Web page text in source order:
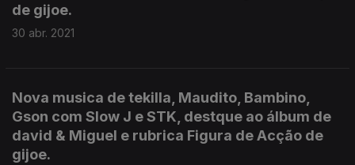
de gijoe.
30 abr. 2021
Nova musica de tekilla, Maudito, Bambino,
Gson com Slow J e STK, destque ao álbum de
david & Miguel e rubrica Figura de Acção de
gijoe.